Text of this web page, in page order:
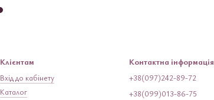
Клієнтам
Вхід до кабінету
Каталог
Контактна інформація
+38(097)242-89-72
+38(099)013-86-75